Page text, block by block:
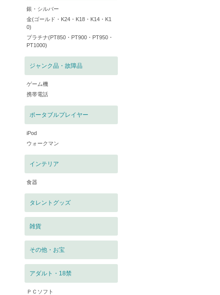
銀・シルバー
金(ゴールド・K24・K18・K14・K1
0)
プラチナ(PT850・PT900・PT950・
PT1000)
ジャンク品・故障品
ゲーム機
携帯電話
ポータブルプレイヤー
iPod
ウォークマン
インテリア
食器
タレントグッズ
雑貨
その他・お宝
アダルト・18禁
ＰＣソフト